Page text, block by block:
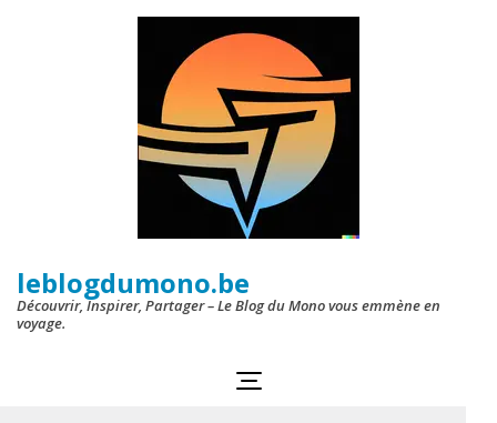
leblogdumono.be
Découvrir, Inspirer, Partager – Le Blog du Mono vous emmène en
voyage.